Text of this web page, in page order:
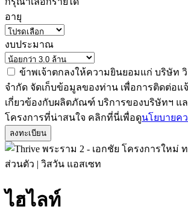
อายุ
งบประมาณ
ข้าพเจ้าตกลงให้ความยินยอมแก่ บริษัท
จำกัด จัดเก็บข้อมูลของท่าน เพื่อการติดต่อแ
เกี่ยวข้องกับผลิตภัณฑ์ บริการของบริษัทฯ แ
โครงการที่น่าสนใจ คลิกที่นี่เพื่อดูนโยบายค
ลงทะเบียน
ไฮไลท์